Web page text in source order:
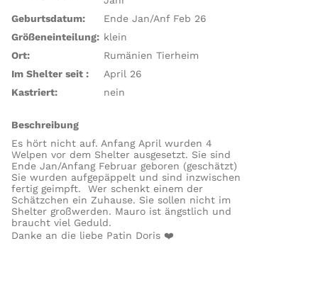
Geburtsdatum:
Ende Jan/Anf Feb 26
Größeneinteilung: klein
Ort:
Rumänien Tierheim
Im Shelter seit :
April 26
Kastriert:
nein
Beschreibung
Es hört nicht auf. Anfang April wurden 4
Welpen vor dem Shelter ausgesetzt. Sie sind
Ende Jan/Anfang Februar geboren (geschätzt)
Sie wurden aufgepäppelt und sind inzwischen
fertig geimpft. Wer schenkt einem der
Schätzchen ein Zuhause. Sie sollen nicht im
Shelter großwerden. Mauro ist ängstlich und
braucht viel Geduld.
Danke an die liebe Patin Doris ❤️